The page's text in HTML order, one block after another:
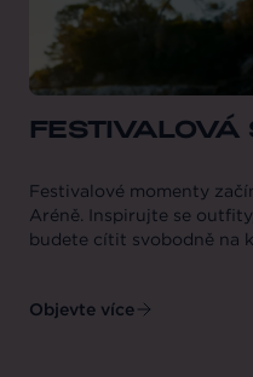
FESTIVALOVÁ
Festivalové momenty
Aréně. Inspirujte se
budete cítit svobodně na
Objevte více